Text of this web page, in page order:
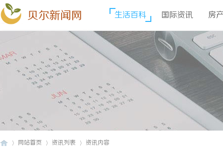
贝尔新闻网 生活百科 国际资讯 房
网站首页 资讯列表 资讯内容